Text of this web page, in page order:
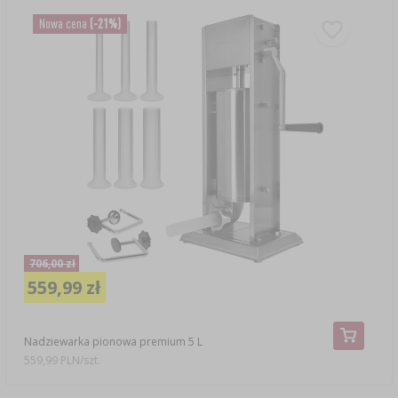
Nowa cena (-21%)
Nadziewarka pionowa premium 5 L
706,00 zł
559,99 zł
559,99 PLN/szt.